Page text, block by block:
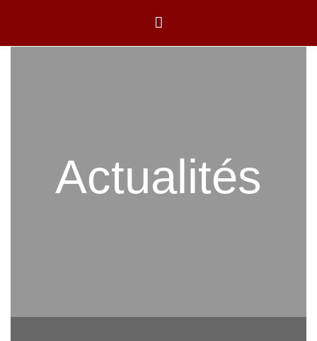
Actualités